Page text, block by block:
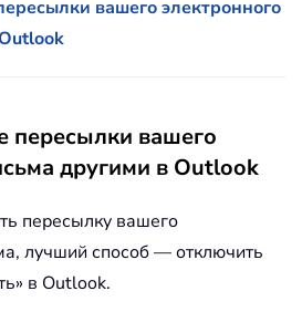
вашего электронного
пересылки вашего
другими в Outlook
пересылку вашего
лучший способ — отключить
в Outlook.